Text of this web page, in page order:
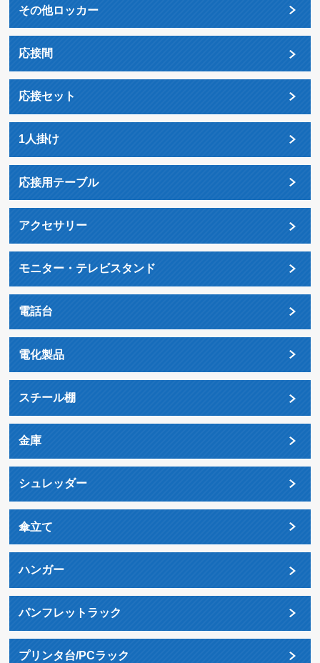
その他ロッカー
応接間
応接セット
1人掛け
応接用テーブル
アクセサリー
モニター・テレビスタンド
電話台
電化製品
スチール棚
金庫
シュレッダー
傘立て
ハンガー
パンフレットラック
プリンタ台/PCラック